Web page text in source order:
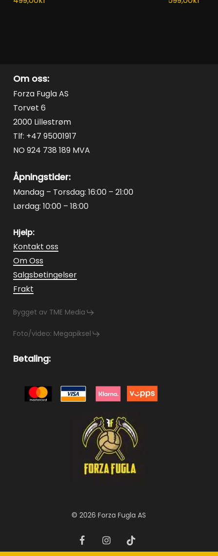
Om oss:
Forza Fugla AS
Torvet 6
2000 Lillestrøm
Tlf: +47 95001917
NO 924 738 189 MVA
Åpningstider:
Mandag – Torsdag: 16:00 – 21:00
Lørdag: 10:00 – 18:00
Hjelp:
Kontakt oss
Om Oss
Salgsbetingelser
Frakt
Bygget av TME Media
Foto/video: Megapiksel
Betaling:
© 2026 Forza Fugla AS
facebookinstagram
tiktok